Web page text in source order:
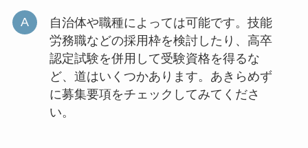
自治体や職種によっては可能です。技能
労務職などの採用枠を検討したり、高卒
認定試験を併用して受験資格を得るな
ど、道はいくつかあります。あきらめず
に募集要項をチェックしてみてくださ
い。